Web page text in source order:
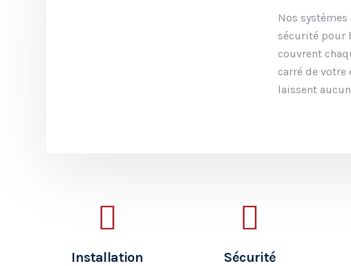
Nos systèmes
sécurité pour
couvrent
carré de votre
laissent
Installation
Sécurité